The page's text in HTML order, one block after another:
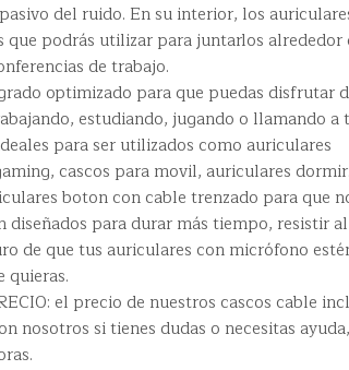
del ruido. En su interior, los
podrás utilizar para juntarlos alrededor
de trabajo.
optimizado para que puedas disfrutar
estudiando, jugando o llamando a
para ser utilizados como auriculares
cascos para movil, auriculares dormir.
boton con cable trenzado para que
diseñados para durar más tiempo, resistir
de que tus auriculares con micrófono
quieras.
el precio de nuestros cascos cable
nosotros si tienes dudas o necesitas ayuda,